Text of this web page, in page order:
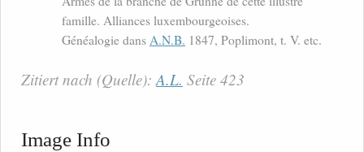
famille. Alliances luxembourgeoises.
Généalogie dans A.N.B. 1847, Poplimont, t. V. etc.
Zitiert nach (Quelle):A.L. Seite 423
Image Info